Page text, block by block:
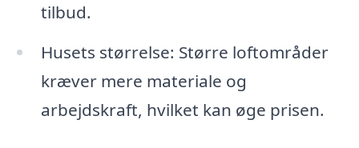
tilbud.
Husets størrelse: Større loftområder
kræver mere materiale og
arbejdskraft, hvilket kan øge prisen.